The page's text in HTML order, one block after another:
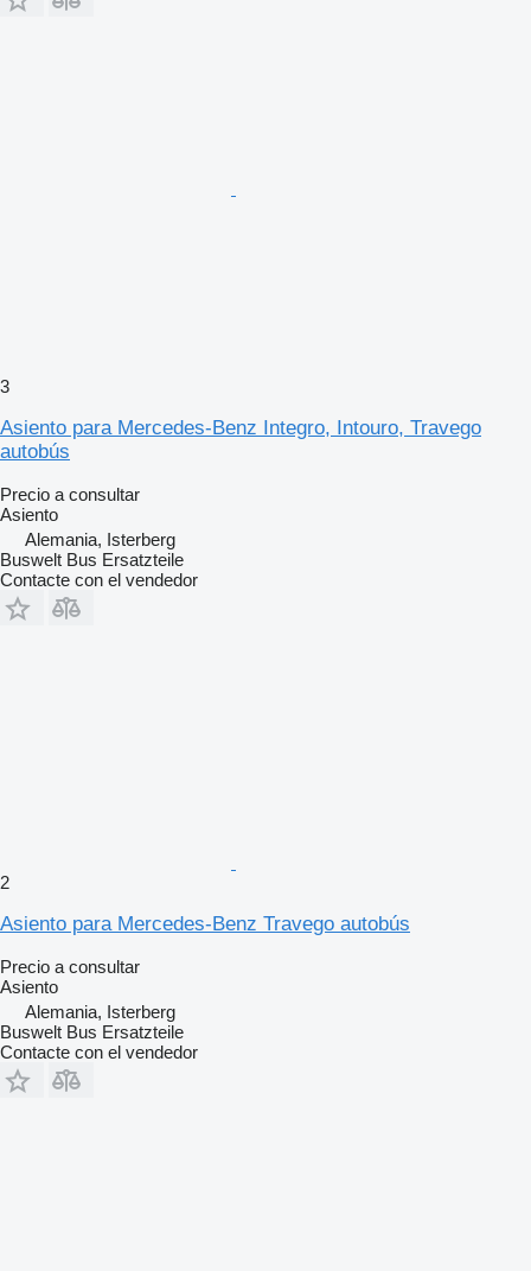
3
Asiento para Mercedes-Benz Integro, Intouro, Travego
autobús
Precio a consultar
Asiento
Alemania, Isterberg
Buswelt Bus Ersatzteile
Contacte con el vendedor
2
Asiento para Mercedes-Benz Travego autobús
Precio a consultar
Asiento
Alemania, Isterberg
Buswelt Bus Ersatzteile
Contacte con el vendedor